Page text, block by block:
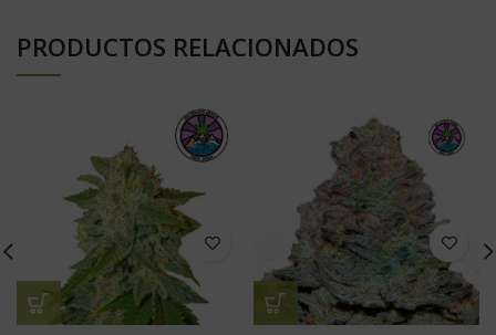
PRODUCTOS RELACIONADOS